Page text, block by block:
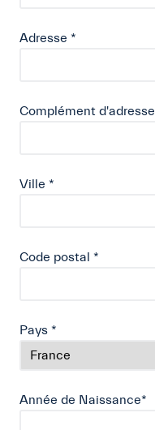
Adresse *
Complément d'adresse
Ville *
Code postal *
Pays *
Année de Naissance*